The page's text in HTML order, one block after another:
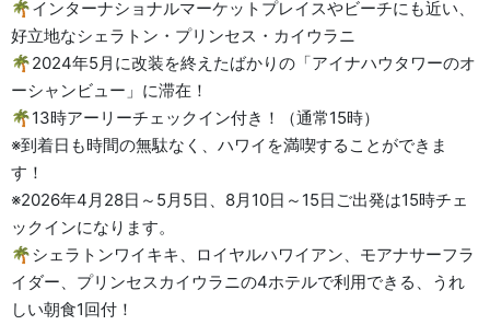
🌴インターナショナルマーケットプレイスやビーチにも近い、
好立地なシェラトン・プリンセス・カイウラニ
🌴2024年5月に改装を終えたばかりの「アイナハウタワーのオ
ーシャンビュー」に滞在！
🌴13時アーリーチェックイン付き！（通常15時）
※到着日も時間の無駄なく、ハワイを満喫することができま
す！
※2026年4月28日～5月5日、8月10日～15日ご出発は15時チェ
ックインになります。
🌴シェラトンワイキキ、ロイヤルハワイアン、モアナサーフラ
イダー、プリンセスカイウラニの4ホテルで利用できる、うれ
しい朝食1回付！